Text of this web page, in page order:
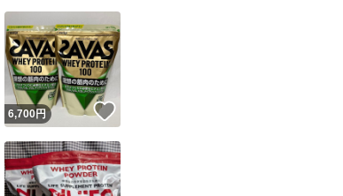
このユーザーは高頻度で24時間以内に発送しています
このユーザーは設定した発送日数内に発送しています
いね！
6,700円